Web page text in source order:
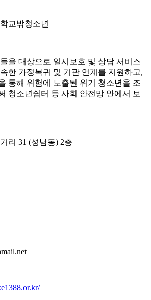
교밖청소년
을 대상으로 일시보호 및 상담 서비스
한 가정복귀 및 기관 연계를 지원하고,
통해 위험에 노출된 위기 청소년을 조
청소년쉼터 등 사회 안전망 안에서 보
리 31 (성남동) 2층